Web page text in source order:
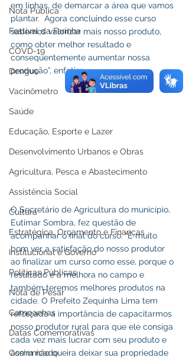
Nota Pública
Festival da Farinha
COVD-19
Dengue
Vacinômetro
Saúde
Educação, Esporte e Lazer
Desenvolvimento Urbanos e Obras
Agricultura, Pesca e Abastecimento
Assistência Social
Cultura
Estratégica, Orçamento e Finanças
Institucional e Governo
Políticas Públicas
Nota de Pesar
Campanhas
Datas Comemorativas
Comunicado
em linhas, de demarcar a área que vamos
plantar.  Agora concluindo esse curso
sabemos valorizar mais nosso produto,
como obter melhor resultado e
consequentemente aumentar nossa
produção”, enfatiza.
O Secretário de Agricultura do município,
Eutimar Sombra, fez questão de
acompanhar o final do curso. “É muito
bom ver a satisfação do nosso produtor
ao finalizar um curso como esse, porque o
resultado é a melhora no campo e
também teremos melhores produtos na
cidade. O Prefeito Zequinha Lima tem
reforçado a importância de capacitarmos
nosso produtor rural para que ele consiga
cada vez mais lucrar com seu produto e
assim não queira deixar sua propriedade